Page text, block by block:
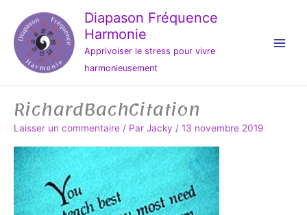
contenu
Diapason Fréquence
Harmonie
Apprivoiser le stress pour vivre
harmonieusement
RichardBachCitation
Laisser un commentaire / Par Jacky / 13 novembre 2019